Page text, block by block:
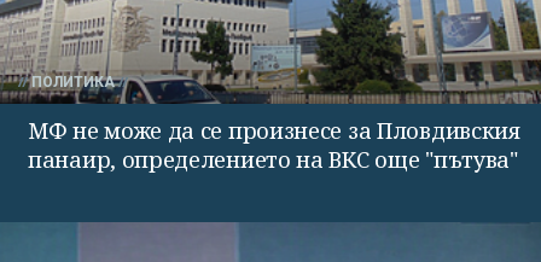
ПОЛИТИКА
МФ не може да се произнесе за Пловдивския
панаир, определението на ВКС още "пътува"